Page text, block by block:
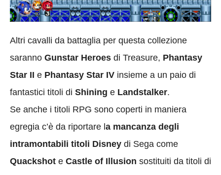
Altri cavalli da battaglia per questa collezione
saranno Gunstar Heroes di Treasure, Phantasy
Star II e Phantasy Star IV insieme a un paio di
fantastici titoli di Shining e Landstalker.
Se anche i titoli RPG sono coperti in maniera
egregia c’è da riportare l a mancanza degli
intramontabili titoli Disney di Sega come
Quackshot e Castle of Illusion sostituiti da titoli di